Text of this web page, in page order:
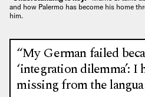
and how Palermo has become his home
him.
“My German failed
‘integration dilemma’: I
missing from the